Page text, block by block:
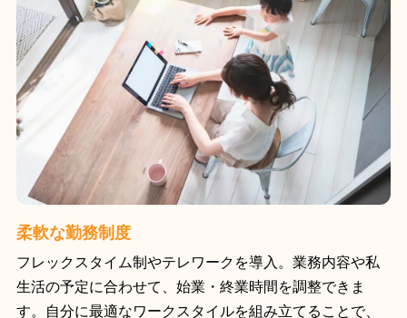
柔軟な勤務制度
フレックスタイム制やテレワークを導入。業務内容や私
生活の予定に合わせて、始業・終業時間を調整できま
す。自分に最適なワークスタイルを組み立てることで、